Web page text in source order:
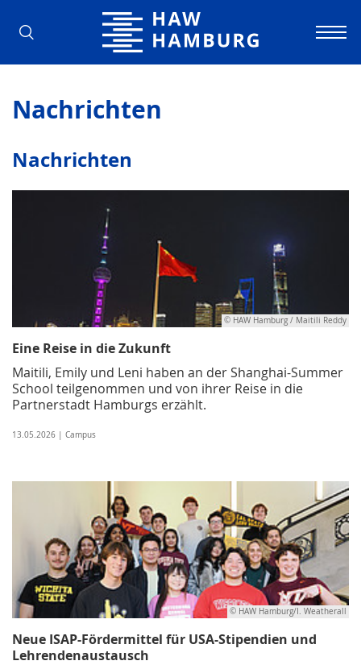
Hochschule für Angewandte
Nachrichten
Nachrichten
© HAW Hamburg / Maitili Reddy
Eine Reise in die Zukunft
Maitili, Emily und Leni haben an der Shanghai-Summer
School teilgenommen und von ihrer Reise in die
Partnerstadt Hamburgs erzählt.
13.05.2026 | Campus
© HAW Hamburg/I. Weatherall
Neue ISAP-Fördermittel für USA-Stipendien und
Lehrendenaustausch